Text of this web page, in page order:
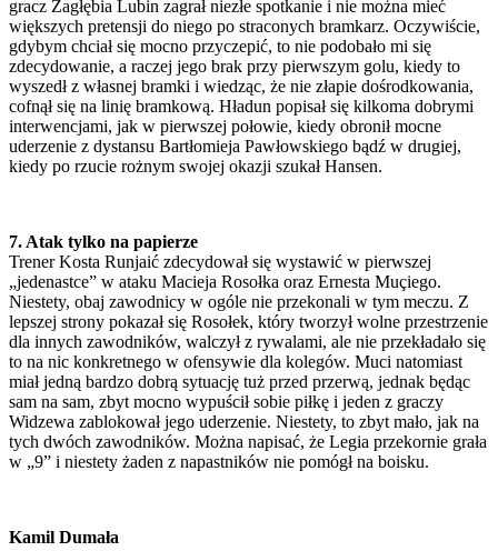
gracz Zagłębia Lubin zagrał niezłe spotkanie i nie można mieć
większych pretensji do niego po straconych bramkarz. Oczywiście,
gdybym chciał się mocno przyczepić, to nie podobało mi się
zdecydowanie, a raczej jego brak przy pierwszym golu, kiedy to
wyszedł z własnej bramki i wiedząc, że nie złapie dośrodkowania,
cofnął się na linię bramkową. Hładun popisał się kilkoma dobrymi
interwencjami, jak w pierwszej połowie, kiedy obronił mocne
uderzenie z dystansu Bartłomieja Pawłowskiego bądź w drugiej,
kiedy po rzucie rożnym swojej okazji szukał Hansen.
7. Atak tylko na papierze
Trener Kosta Runjaić zdecydował się wystawić w pierwszej
„jedenastce” w ataku Macieja Rosołka oraz Ernesta Muçiego.
Niestety, obaj zawodnicy w ogóle nie przekonali w tym meczu. Z
lepszej strony pokazał się Rosołek, który tworzył wolne przestrzenie
dla innych zawodników, walczył z rywalami, ale nie przekładało się
to na nic konkretnego w ofensywie dla kolegów. Muci natomiast
miał jedną bardzo dobrą sytuację tuż przed przerwą, jednak będąc
sam na sam, zbyt mocno wypuścił sobie piłkę i jeden z graczy
Widzewa zablokował jego uderzenie. Niestety, to zbyt mało, jak na
tych dwóch zawodników. Można napisać, że Legia przekornie grała
w „9” i niestety żaden z napastników nie pomógł na boisku.
Kamil Dumała